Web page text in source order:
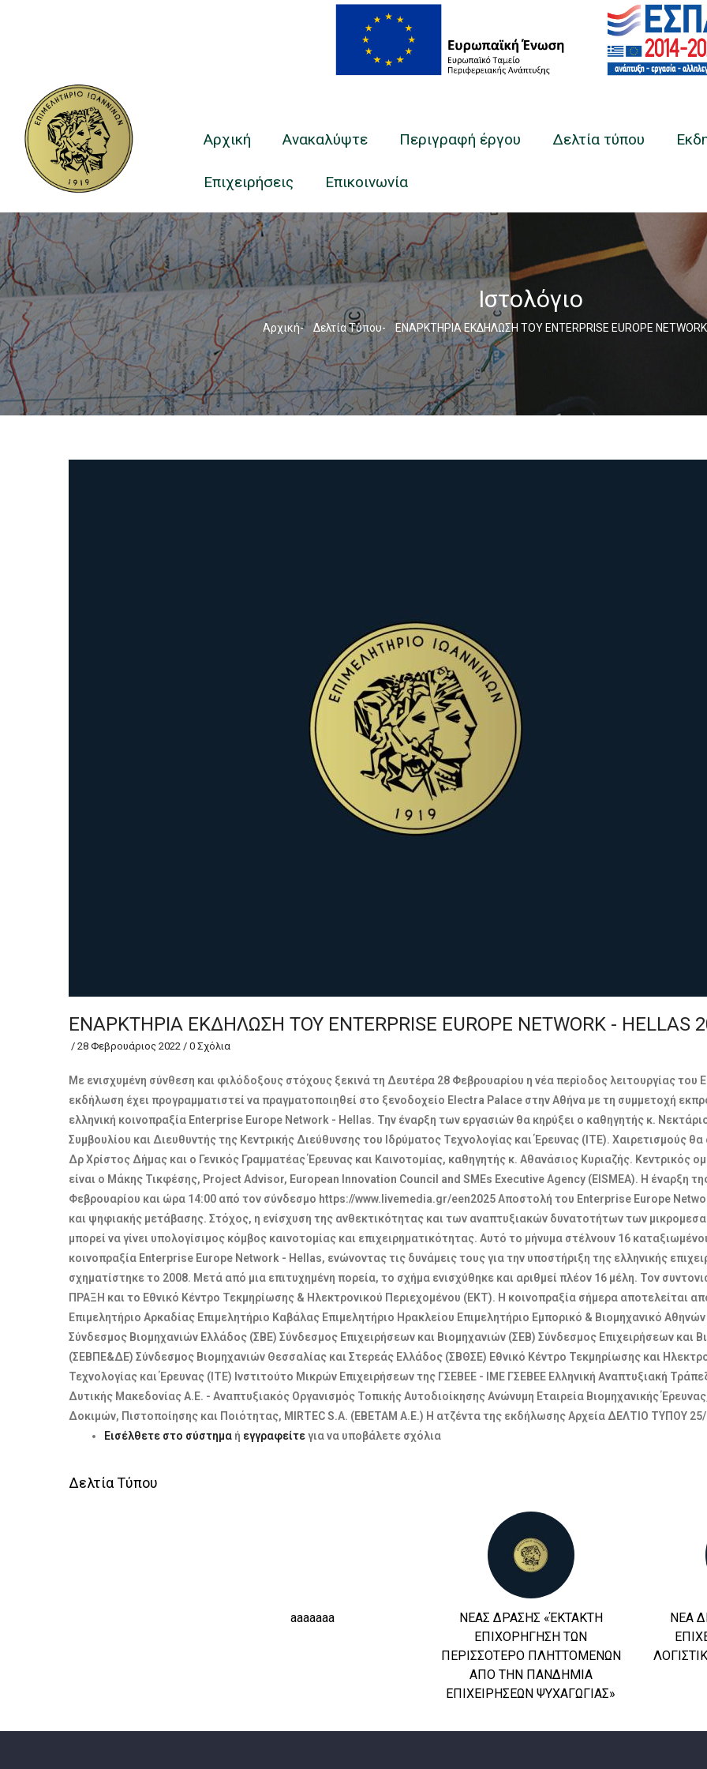
Αρχική Ανακαλύψτε Περιγραφή έργου Δελτία τύπου
Επιχειρήσεις Επικοινωνία
Ιστολόγιο
Breadcrumb
Αρχική- Δελτία Τύπου- ΕΝΑΡΚΤΗΡΙΑ ΕΚΔΗΛΩΣΗ ΤΟΥ ENTERPRISE EUROPE
ΕΝΑΡΚΤΗΡΙΑ ΕΚΔΗΛΩΣΗ ΤΟΥ ENTERPRISE EUROPE NETWORK - HELLAS
/ 28 Φεβρουάριος 2022 / 0 Σχόλια
Με ενισχυμένη σύνθεση και φιλόδοξους στόχους ξεκινά τη Δευτέρα 28 Φεβρουαρίου η νέα περίοδος λειτουργίας
εκδήλωση έχει προγραμματιστεί να πραγματοποιηθεί στο ξενοδοχείο Electra Palace στην Αθήνα με τη συμμετοχή
ελληνική κοινοπραξία Enterprise Europe Network - Hellas. Την έναρξη των εργασιών θα κηρύξει ο καθηγητής κ.
Συμβουλίου και Διευθυντής της Κεντρικής Διεύθυνσης του Ιδρύματος Τεχνολογίας και Έρευνας (ΙΤΕ). Χαιρετισμούς
Δρ Χρίστος Δήμας και ο Γενικός Γραμματέας Έρευνας και Καινοτομίας, καθηγητής κ. Αθανάσιος Κυριαζής. Κεντρικός
είναι ο Μάκης Τικφέσης, Project Advisοr, European Innovation Council and SMEs Executive Agency (EISMEA). Η έναρξη
Φεβρουαρίου και ώρα 14:00 από τον σύνδεσμο https://www.livemedia.gr/een2025 Αποστολή του Enterprise Europe
και ψηφιακής μετάβασης. Στόχος, η ενίσχυση της ανθεκτικότητας και των αναπτυξιακών δυνατοτήτων των
μπορεί να γίνει υπολογίσιμος κόμβος καινοτομίας και επιχειρηματικότητας. Αυτό το μήνυμα στέλνουν 16
κοινοπραξία Enterprise Europe Network - Hellas, ενώνοντας τις δυνάμεις τους για την υποστήριξη της ελληνικής
σχηματίστηκε το 2008. Μετά από μια επιτυχημένη πορεία, το σχήμα ενισχύθηκε και αριθμεί πλέον 16 μέλη. Τον
ΠΡΑΞΗ και το Εθνικό Κέντρο Τεκμηρίωσης & Ηλεκτρονικού Περιεχομένου (ΕΚΤ). Η κοινοπραξία σήμερα αποτελείται
Επιμελητήριο Αρκαδίας Επιμελητήριο Καβάλας Επιμελητήριο Ηρακλείου Επιμελητήριο Εμπορικό & Βιομηχανικό
Σύνδεσμος Βιομηχανιών Ελλάδος (ΣΒΕ) Σύνδεσμος Επιχειρήσεων και Βιομηχανιών (ΣΕΒ) Σύνδεσμος Επιχειρήσεων και
(ΣΕΒΠΕ&ΔΕ) Σύνδεσμος Βιομηχανιών Θεσσαλίας και Στερεάς Ελλάδος (ΣΒΘΣΕ) Eθνικό Κέντρο Τεκμηρίωσης και
Τεχνολογίας και Έρευνας (ΙΤΕ) Ινστιτούτο Μικρών Επιχειρήσεων της ΓΣΕΒΕΕ - ΙΜΕ ΓΣΕΒΕΕ Ελληνική Αναπτυξιακή
Δυτικής Μακεδονίας Α.Ε. - Αναπτυξιακός Οργανισμός Τοπικής Αυτοδιοίκησης Ανώνυμη Εταιρεία Βιομηχανικής
Δοκιμών, Πιστοποίησης και Ποιότητας, MIRTEC S.A. (ΕΒΕΤΑΜ Α.Ε.) Η ατζέντα της εκδήλωσης Αρχεία ΔΕΛΤΙΟ ΤΥΠΟΥ
Εισέλθετε στο σύστημα ή εγγραφείτεγια να υποβάλετε σχόλια
Δελτία Τύπου
aaaaaaa
ΝΕΑΣ ΔΡΑΣΗΣ «ΈΚΤΑΚΤΗ
ΕΠΙΧΟΡΗΓΗΣΗ ΤΩΝ
ΠΕΡΙΣΣΟΤΕΡΟ ΠΛΗΤΤΟΜΕΝΩΝ
ΑΠΟ ΤΗΝ ΠΑΝΔΗΜΙΑ
ΕΠΙΧΕΙΡΗΣΕΩΝ ΨΥΧΑΓΩΓΙΑΣ»
ΝΕΑ